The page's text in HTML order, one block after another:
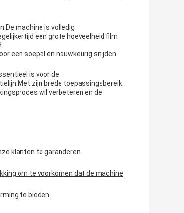
machine is volledig
een grote hoeveelheid film
een soepel en nauwkeurig snijden.
is voor de
zijn brede toepassingsbereik
wil verbeteren en de
klanten te garanderen.
om te voorkomen dat de machine
te bieden.